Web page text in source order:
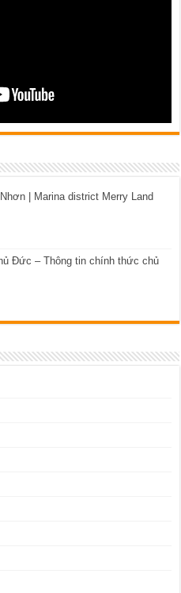
| Marina district Merry Land
Đức – Thông tin chính thức chủ